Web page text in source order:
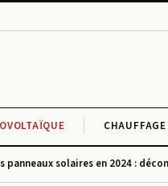
panneaux solaires en 2024 :